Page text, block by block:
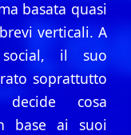
basata quasi
verticali. A
il suo
soprattutto
decide cosa
base ai suoi